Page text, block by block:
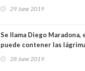
atrás por mi familia”. Ver
29 June 2019
Se llama Diego Maradona,
puede contener las
regalaran un entrada para
28 June 2019